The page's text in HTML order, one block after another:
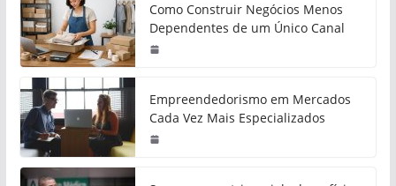
Como Construir Negócios Menos
Dependentes de um Único Canal
Empreendedorismo em Mercados
Cada Vez Mais Especializados